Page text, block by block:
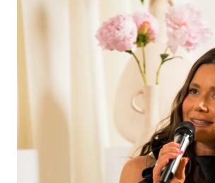
MODA & LJEPOTA